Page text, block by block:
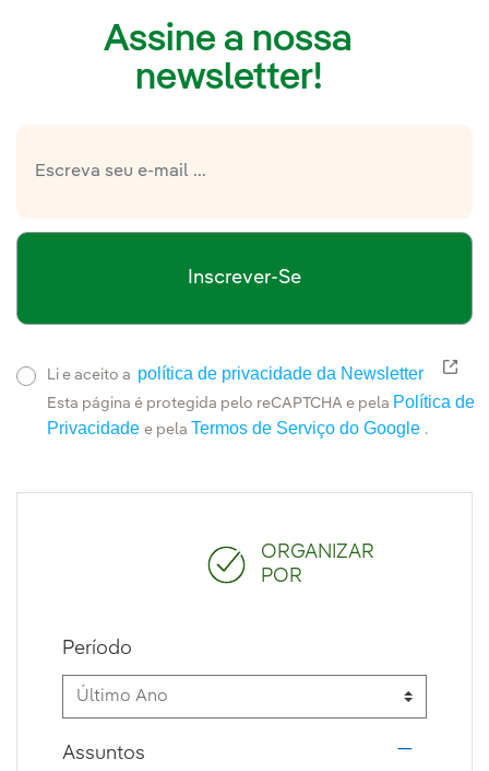
ORGANIZAR
POR
Período
Assuntos
Assine a nossa
newsletter!
Inscrever-Se
Li e aceito a política de privacidade da Newsletter Link
Esta página é protegida pelo reCAPTCHA e pela Política de
Privacidade e pela Termos de Serviço do Google .